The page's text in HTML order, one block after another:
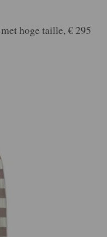
hoge taille, € 295